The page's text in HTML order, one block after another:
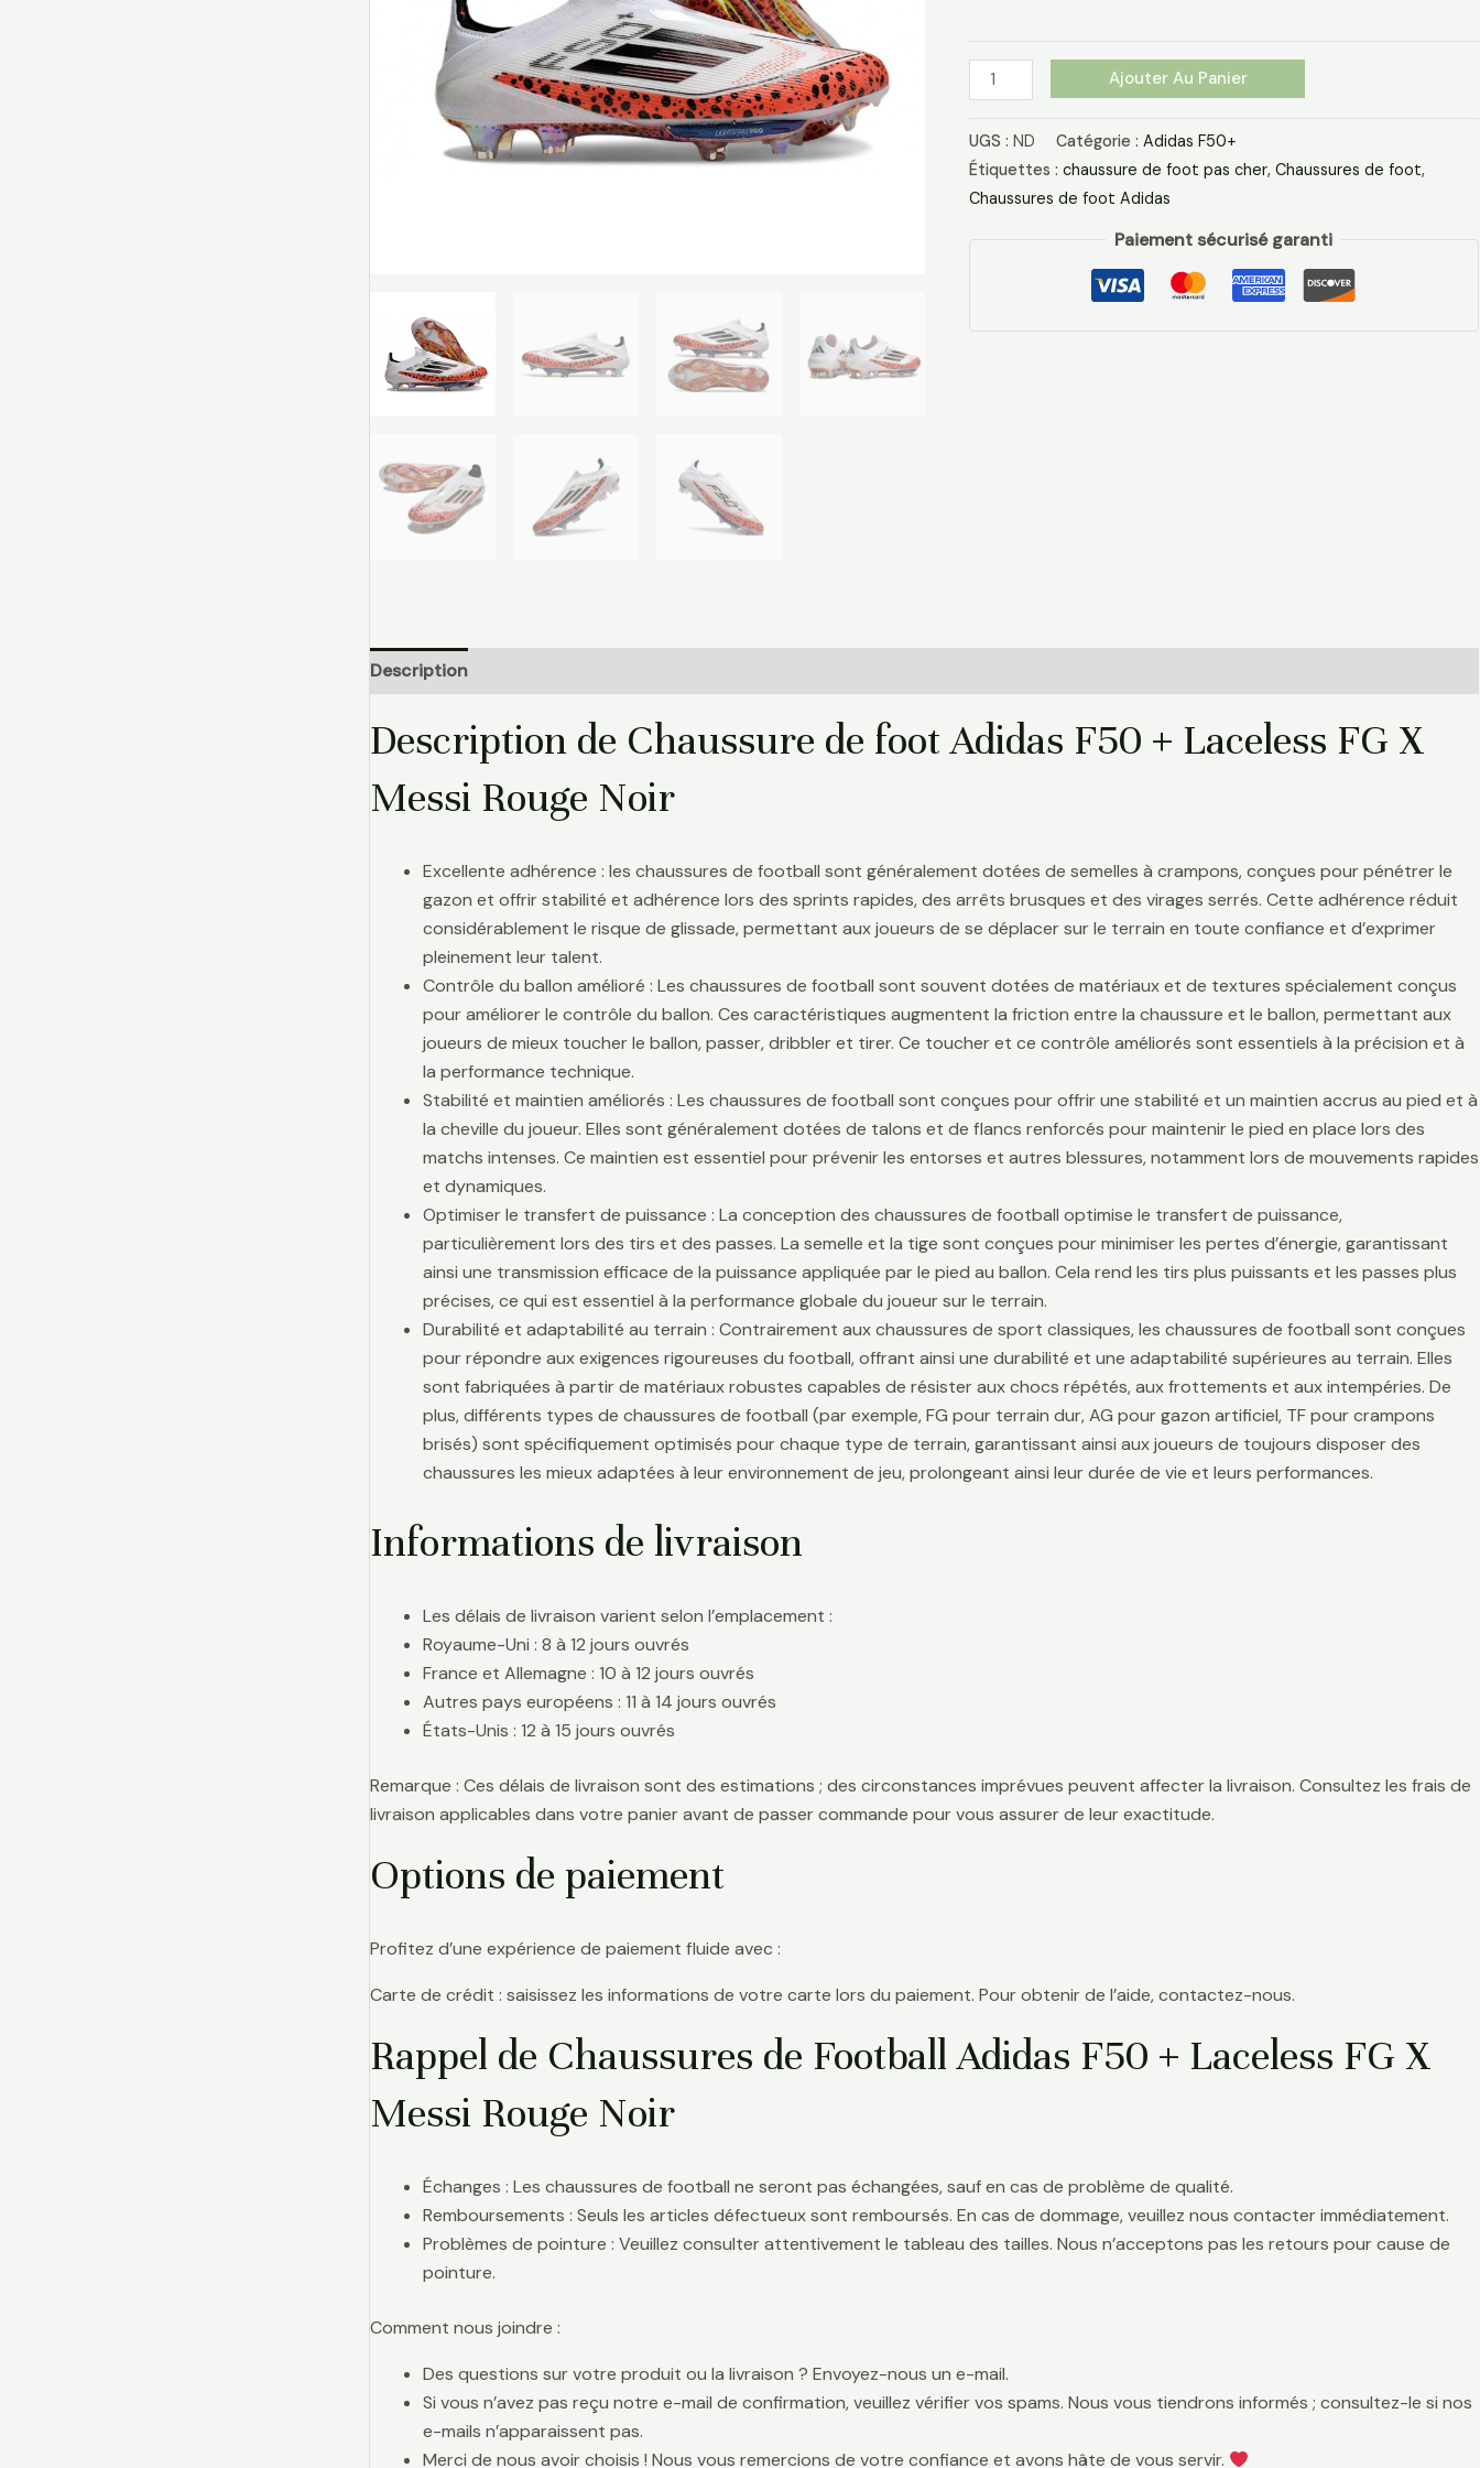
Noir
Ajouter Au Panier
UGS : ND Catégorie : Adidas F50+
Étiquettes : chaussure de foot pas cher​, Chaussures de foot,
Chaussures de foot Adidas​
Paiement sécurisé garanti
Description
Description de Chaussure de foot Adidas F50 + Laceless FG X
Messi Rouge Noir
Excellente adhérence : les chaussures de football sont généralement dotées de semelles à crampons, conçues pour pénétrer le
gazon et offrir stabilité et adhérence lors des sprints rapides, des arrêts brusques et des virages serrés. Cette adhérence réduit
considérablement le risque de glissade, permettant aux joueurs de se déplacer sur le terrain en toute confiance et d’exprimer
pleinement leur talent.
Contrôle du ballon amélioré : Les chaussures de football sont souvent dotées de matériaux et de textures spécialement conçus
pour améliorer le contrôle du ballon. Ces caractéristiques augmentent la friction entre la chaussure et le ballon, permettant aux
joueurs de mieux toucher le ballon, passer, dribbler et tirer. Ce toucher et ce contrôle améliorés sont essentiels à la précision et à
la performance technique.
Stabilité et maintien améliorés : Les chaussures de football sont conçues pour offrir une stabilité et un maintien accrus au pied et à
la cheville du joueur. Elles sont généralement dotées de talons et de flancs renforcés pour maintenir le pied en place lors des
matchs intenses. Ce maintien est essentiel pour prévenir les entorses et autres blessures, notamment lors de mouvements rapides
et dynamiques.
Optimiser le transfert de puissance : La conception des chaussures de football optimise le transfert de puissance,
particulièrement lors des tirs et des passes. La semelle et la tige sont conçues pour minimiser les pertes d’énergie, garantissant
ainsi une transmission efficace de la puissance appliquée par le pied au ballon. Cela rend les tirs plus puissants et les passes plus
précises, ce qui est essentiel à la performance globale du joueur sur le terrain.
Durabilité et adaptabilité au terrain : Contrairement aux chaussures de sport classiques, les chaussures de football sont conçues
pour répondre aux exigences rigoureuses du football, offrant ainsi une durabilité et une adaptabilité supérieures au terrain. Elles
sont fabriquées à partir de matériaux robustes capables de résister aux chocs répétés, aux frottements et aux intempéries. De
plus, différents types de chaussures de football (par exemple, FG pour terrain dur, AG pour gazon artificiel, TF pour crampons
brisés) sont spécifiquement optimisés pour chaque type de terrain, garantissant ainsi aux joueurs de toujours disposer des
chaussures les mieux adaptées à leur environnement de jeu, prolongeant ainsi leur durée de vie et leurs performances.
Informations de livraison
Les délais de livraison varient selon l’emplacement :
Royaume-Uni : 8 à 12 jours ouvrés
France et Allemagne : 10 à 12 jours ouvrés
Autres pays européens : 11 à 14 jours ouvrés
États-Unis : 12 à 15 jours ouvrés
Remarque : Ces délais de livraison sont des estimations ; des circonstances imprévues peuvent affecter la livraison. Consultez les frais de
livraison applicables dans votre panier avant de passer commande pour vous assurer de leur exactitude.
Options de paiement
Profitez d’une expérience de paiement fluide avec :
Carte de crédit : saisissez les informations de votre carte lors du paiement. Pour obtenir de l’aide, contactez-nous.
Rappel de Chaussures de Football Adidas F50 + Laceless FG X
Messi Rouge Noir
Échanges : Les chaussures de football ne seront pas échangées, sauf en cas de problème de qualité.
Remboursements : Seuls les articles défectueux sont remboursés. En cas de dommage, veuillez nous contacter immédiatement.
Problèmes de pointure : Veuillez consulter attentivement le tableau des tailles. Nous n’acceptons pas les retours pour cause de
pointure.
Comment nous joindre :
Des questions sur votre produit ou la livraison ? Envoyez-nous un e-mail.
Si vous n’avez pas reçu notre e-mail de confirmation, veuillez vérifier vos spams. Nous vous tiendrons informés ; consultez-le si nos
e-mails n’apparaissent pas.
Merci de nous avoir choisis ! Nous vous remercions de votre confiance et avons hâte de vous servir.